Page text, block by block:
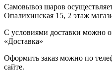
Самовывоз шаров
Опалихинская 15, 2 этаж
С условиями доставки можно
«Доставка»
Оформить заказ можно по
сайте.